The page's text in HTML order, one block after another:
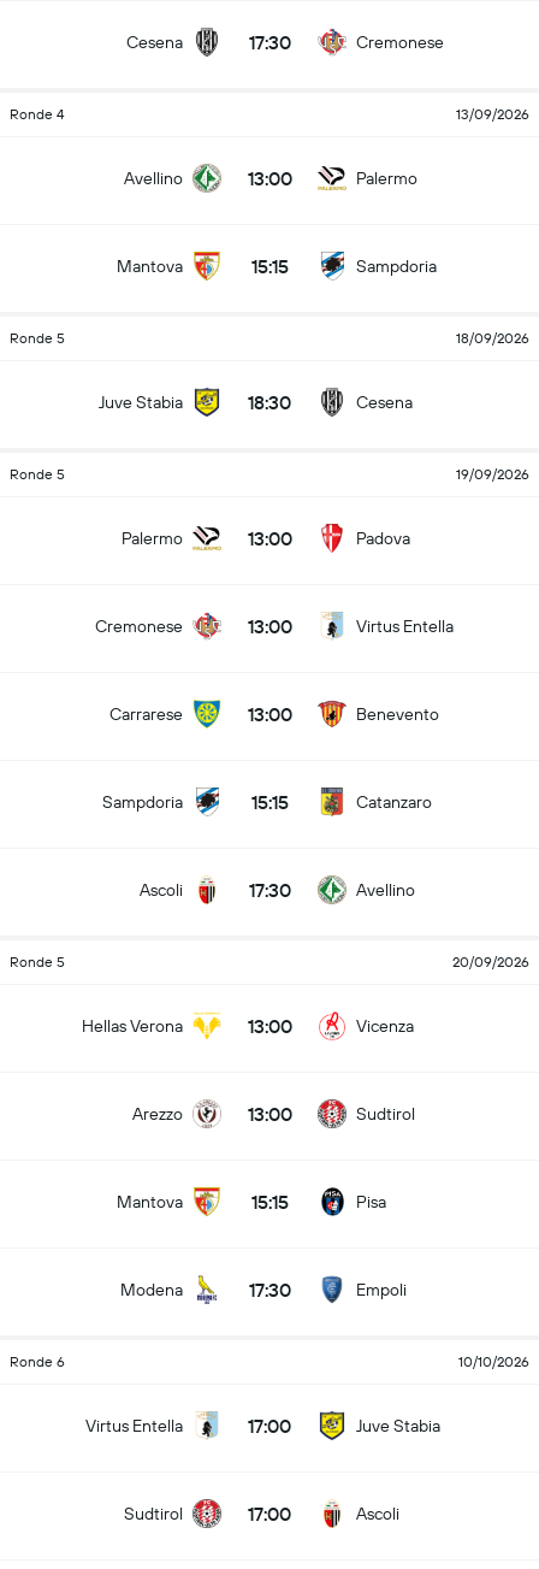
Cesena 17:30 Cremonese
Ronde 4 13/09/2026
Avellino 13:00 Palermo
Mantova 15:15 Sampdoria
Ronde 5 18/09/2026
Juve Stabia 18:30 Cesena
Ronde 5 19/09/2026
Palermo 13:00 Padova
Cremonese 13:00 Virtus Entella
Carrarese 13:00 Benevento
Sampdoria 15:15 Catanzaro
Ascoli 17:30 Avellino
Ronde 5 20/09/2026
Hellas Verona 13:00 Vicenza
Arezzo 13:00 Sudtirol
Mantova 15:15 Pisa
Modena 17:30 Empoli
Ronde 6 10/10/2026
Virtus Entella 17:00 Juve Stabia
Sudtirol 17:00 Ascoli